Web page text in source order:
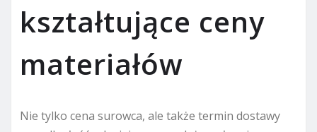
kształtujące ceny
materiałów
Nie tylko cena surowca, ale także termin dostawy